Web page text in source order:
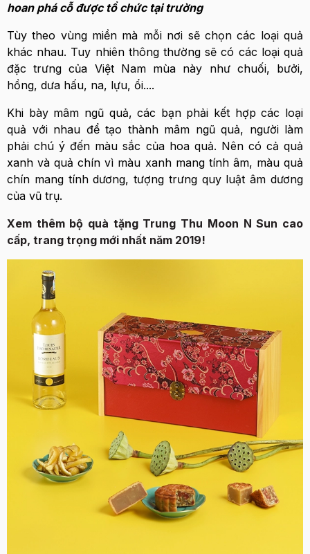
hoan phá cỗ được tổ chức tại trường
Tùy theo vùng miền mà mỗi nơi sẽ chọn các loại quả
khác nhau. Tuy nhiên thông thường sẽ có các loại quả
đặc trưng của Việt Nam mùa này như chuối, bưởi,
hồng, dưa hấu, na, lựu, ổi....
Khi bày mâm ngũ quả, các bạn phải kết hợp các loại
quả với nhau để tạo thành mâm ngũ quả, người làm
phải chú ý đến màu sắc của hoa quả. Nên có cả quả
xanh và quả chín vì màu xanh mang tính âm, màu quả
chín mang tính dương, tượng trưng quy luật âm dương
của vũ trụ.
Xem thêm bộ quà tặng Trung Thu Moon N Sun cao
cấp, trang trọng mới nhất năm 2019!